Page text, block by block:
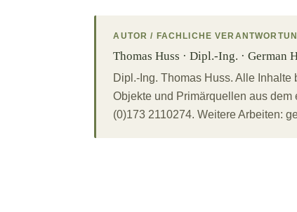
AUTOR / FACHLICHE
Thomas Huss · Dipl.-Ing. ·
Dipl.-Ing. Thomas Huss. Alle
Objekte und Primärquellen aus dem
(0)173 2110274. Weitere Arbeiten: